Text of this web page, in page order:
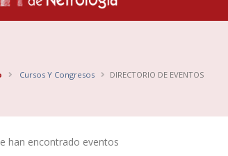
Cursos Y Congresos DIRECTORIO DE EVENTOS
han encontrado eventos